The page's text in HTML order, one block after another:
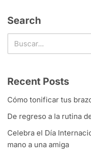
Search
Recent Posts
Cómo tonificar tus
De regreso a la rutina
Celebra el Día
mano a una amiga